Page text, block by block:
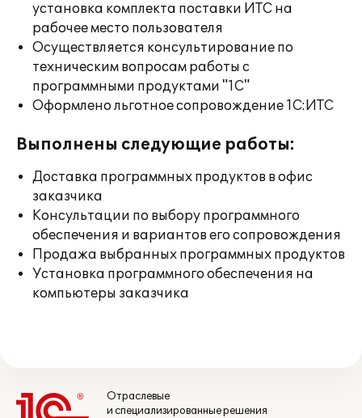
установка комплекта поставки ИТС на
рабочее место пользователя
Осуществляется консультирование по
техническим вопросам работы с
программными продуктами "1С"
Оформлено льготное сопровождение 1С:ИТС
Выполнены следующие работы:
Доставка программных продуктов в офис
заказчика
Консультации по выбору программного
обеспечения и вариантов его сопровождения
Продажа выбранных программных продуктов
Установка программного обеспечения на
компьютеры заказчика
Отраслевые
и специализированные решения